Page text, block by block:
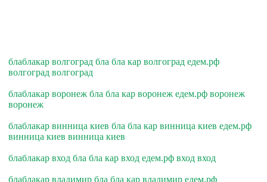
блаблакар волгоград бла бла кар волгоград едем.рф
волгоград волгоград
блаблакар воронеж бла бла кар воронеж едем.рф воронеж
воронеж
блаблакар винница киев бла бла кар винница киев едем.рф
винница киев винница киев
блаблакар вход бла бла кар вход едем.рф вход вход
блаблакар владимир бла бла кар владимир едем.рф